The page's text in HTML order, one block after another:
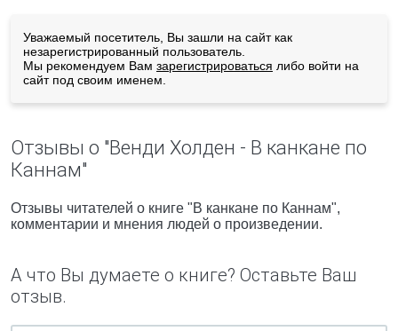
Уважаемый посетитель, Вы зашли на сайт как
незарегистрированный пользователь.
Мы рекомендуем Вам зарегистрироваться либо войти на
сайт под своим именем.
Отзывы о "Венди Холден - В канкане по
Каннам"
Отзывы читателей о книге "В канкане по Каннам",
комментарии и мнения людей о произведении.
А что Вы думаете о книге? Оставьте Ваш
отзыв.